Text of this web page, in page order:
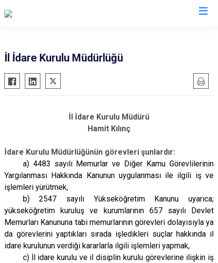
İl İdare Kurulu Müdürlüğü
İl İdare Kurulu Müdürü
Hamit Kılınç
İdare Kurulu Müdürlüğünün görevleri şunlardır:
a) 4483 sayılı Memurlar ve Diğer Kamu Görevlilerinin
Yargılanması Hakkında Kanunun uygulanması ile ilgili iş ve
işlemleri yürütmek,
b) 2547 sayılı Yükseköğretim Kanunu uyarıca;
yükseköğretim kuruluş ve kurumlarının 657 sayılı Devlet
Memurları Kanununa tabi memurlarının görevleri dolayısıyla ya
da görevlerini yaptıkları sırada işledikleri suçlar hakkında il
idare kurulunun verdiği kararlarla ilgili işlemleri yapmak,
c) İl idare kurulu ve il disiplin kurulu görevlerine ilişkin iş